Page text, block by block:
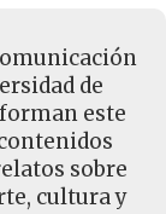
de
este
sobre
cultura y